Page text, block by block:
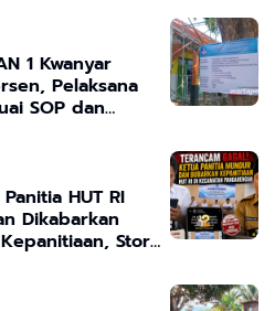
1 Kwanyar
Pelaksana
SOP dan
HUT RI
Dikabarkan
Story